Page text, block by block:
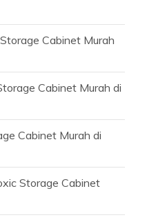
Cabinet Murah
Cabinet Murah di
Cabinet Murah di
Storage Cabinet